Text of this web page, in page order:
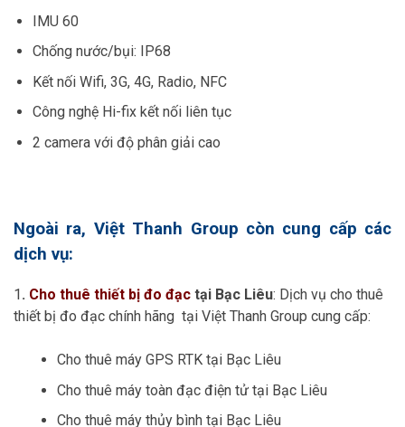
IMU 60
Chống nước/bụi: IP68
Kết nối Wifi, 3G, 4G, Radio, NFC
Công nghệ Hi-fix kết nối liên tục
2 camera với độ phân giải cao
Ngoài ra, Việt Thanh Group còn cung cấp các
dịch vụ:
1. Cho thuê thiết bị đo đạc tại Bạc Liêu: Dịch vụ cho thuê
thiết bị đo đạc chính hãng tại Việt Thanh Group cung cấp:
Cho thuê máy GPS RTK tại Bạc Liêu
Cho thuê máy toàn đạc điện tử tại Bạc Liêu
Cho thuê máy thủy bình tại Bạc Liêu